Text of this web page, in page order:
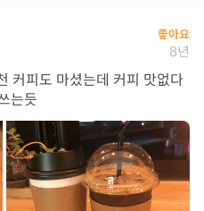
좋아요
8년
커피도 마셨는데 커피 맛없다
는듯